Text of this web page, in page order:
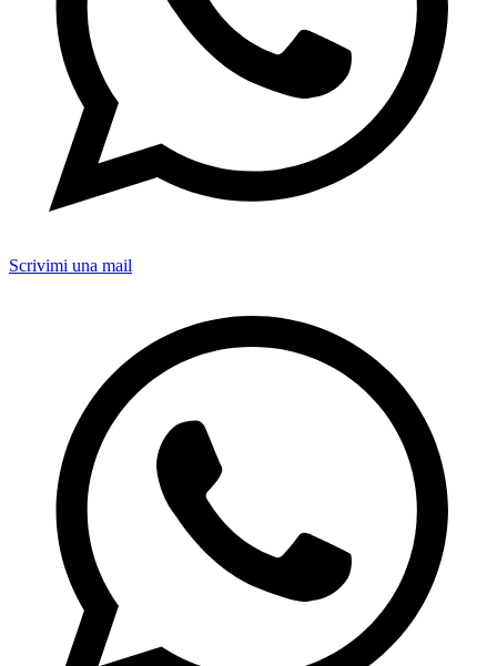
Scrivimi una mail